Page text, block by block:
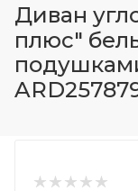
Диван
плюс"